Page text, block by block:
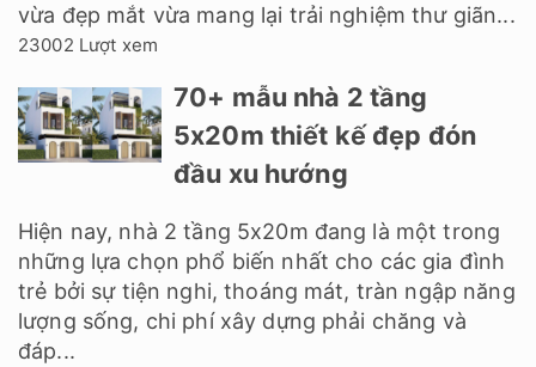
vừa đẹp mắt vừa mang lại trải nghiệm thư giãn...
23002 Lượt xem
70+ mẫu nhà 2 tầng
5x20m thiết kế đẹp đón
đầu xu hướng
Hiện nay, nhà 2 tầng 5x20m đang là một trong
những lựa chọn phổ biến nhất cho các gia đình
trẻ bởi sự tiện nghi, thoáng mát, tràn ngập năng
lượng sống, chi phí xây dựng phải chăng và
đáp...